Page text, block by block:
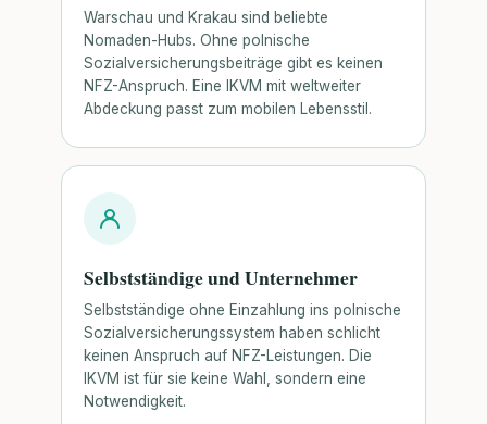
Warschau und Krakau sind beliebte
Nomaden-Hubs. Ohne polnische
Sozialversicherungsbeiträge gibt es keinen
NFZ-Anspruch. Eine IKVM mit weltweiter
Abdeckung passt zum mobilen Lebensstil.
Selbstständige und Unternehmer
Selbstständige ohne Einzahlung ins polnische
Sozialversicherungssystem haben schlicht
keinen Anspruch auf NFZ-Leistungen. Die
IKVM ist für sie keine Wahl, sondern eine
Notwendigkeit.